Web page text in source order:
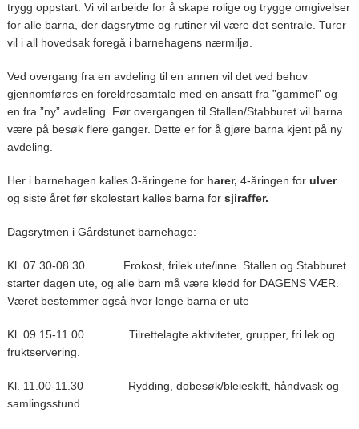
trygg oppstart. Vi vil arbeide for å skape rolige og trygge omgivelser
for alle barna, der dagsrytme og rutiner vil være det sentrale. Turer
vil i all hovedsak foregå i barnehagens nærmiljø.
Ved overgang fra en avdeling til en annen vil det ved behov
gjennomføres en foreldresamtale med en ansatt fra ”gammel” og
en fra ”ny” avdeling. Før overgangen til Stallen/Stabburet vil barna
være på besøk flere ganger. Dette er for å gjøre barna kjent på ny
avdeling.
Her i barnehagen kalles 3-åringene for harer, 4-åringen for ulver
og siste året før skolestart kalles barna for sjiraffer.
Dagsrytmen i Gårdstunet barnehage:
Kl. 07.30-08.30 Frokost, frilek ute/inne. Stallen og Stabburet
starter dagen ute, og alle barn må være kledd for DAGENS VÆR.
Været bestemmer også hvor lenge barna er ute
Kl. 09.15-11.00 Tilrettelagte aktiviteter, grupper, fri lek og
fruktservering.
Kl. 11.00-11.30 Rydding, dobesøk/bleieskift, håndvask og
samlingsstund.